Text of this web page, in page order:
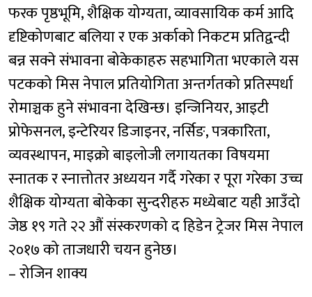
फरक पृष्ठभूमि, शैक्षिक योग्यता, व्यावसायिक कर्म आदि
दृष्टिकोणबाट बलिया र एक अर्काको निकटम प्रतिद्वन्दी
बन्न सक्ने संभावना बोकेकाहरु सहभागिता भएकाले यस
पटकको मिस नेपाल प्रतियोगिता अन्तर्गतको प्रतिस्पर्धा
रोमाञ्चक हुने संभावना देखिन्छ। इन्जिनियर, आइटी
प्रोफेसनल, इन्टेरियर डिजाइनर, नर्सिङ, पत्रकारिता,
व्यवस्थापन, माइक्रो बाइलोजी लगायतका विषयमा
स्नातक र स्नात्तोतर अध्ययन गर्दै गरेका र पूरा गरेका उच्च
शैक्षिक योग्यता बोकेका सुन्दरीहरु मध्येबाट यही आउँदो
जेष्ठ १९ गते २२ औं संस्करणको द हिडेन ट्रेजर मिस नेपाल
२०१७ को ताजधारी चयन हुनेछ।
– रोजिन शाक्य